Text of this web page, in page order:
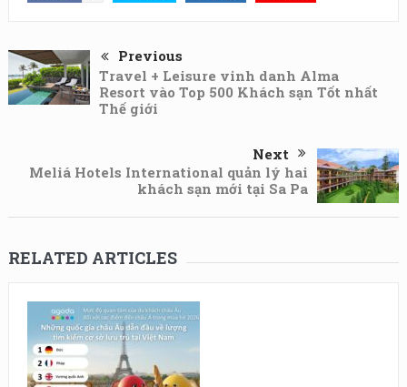
Previous
Travel + Leisure vinh danh Alma
Resort vào Top 500 Khách sạn Tốt nhất
Thế giới
Next
Meliá Hotels International quản lý hai
khách sạn mới tại Sa Pa
RELATED ARTICLES